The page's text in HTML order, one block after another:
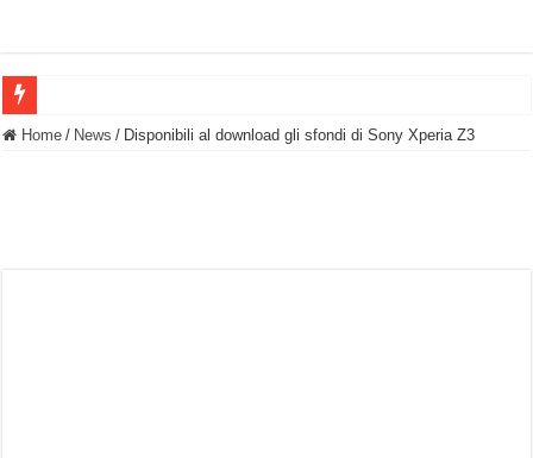
BASTA FATICARE! Questo robot tagliaerba lo appoggi e fa tutto lui! (Senza
Home / News / Disponibili al download gli sfondi di Sony Xperia Z3